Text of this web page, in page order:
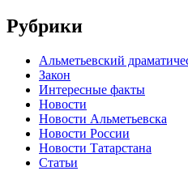
Рубрики
Альметьевский
Закон
Интересные факты
Новости
Новости Альметьевска
Новости России
Новости Татарстана
Статьи